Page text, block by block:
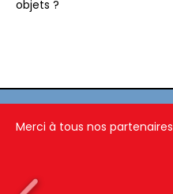
objets ?
Merci à tous nos partenaires